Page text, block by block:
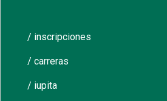
/ inscripciones
/ carreras
/ iupita